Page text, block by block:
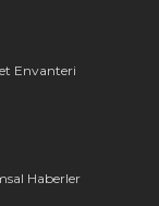
Envanteri
Haberler